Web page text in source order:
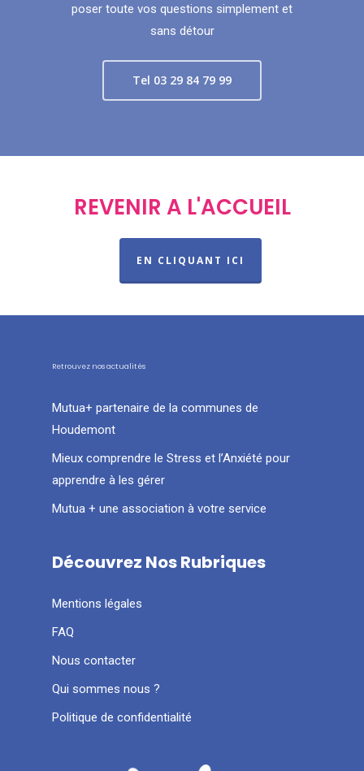
poser toute vos questions simplement et
sans détour
Tel 03 29 84 79 99
REVENIR A L'ACCUEIL
EN CLIQUANT ICI
Retrouvez nos actualités
Mutua+ partenaire de la communes de
Houdemont
Mieux comprendre le Stress et l’Anxiété pour
apprendre à les gérer
Mutua + une association à votre service
Découvrez Nos Rubriques
Mentions légales
FAQ
Nous contacter
Qui sommes nous ?
Politique de confidentialité